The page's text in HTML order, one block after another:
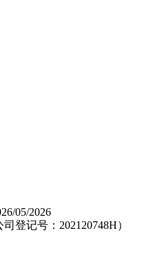
05/2026
登记号：202120748H）